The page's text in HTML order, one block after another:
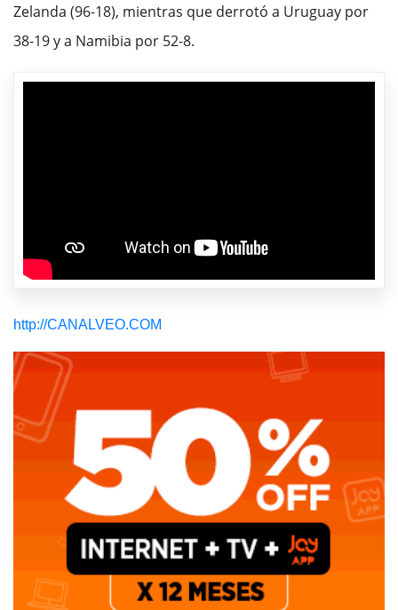
Zelanda (96-18), mientras que derrotó a Uruguay por
38-19 y a Namibia por 52-8.
http://CANALVEO.COM